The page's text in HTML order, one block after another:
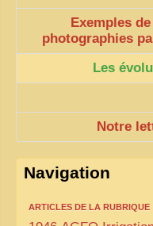
Exemples
photographies
Les
Notre
Navigation
ARTICLES DE LA RUBRIQUE